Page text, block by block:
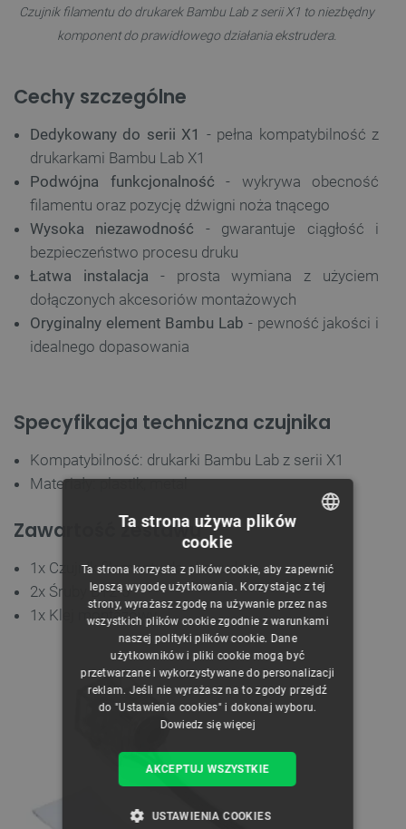
Czujnik filamentu do drukarek Bambu Lab z serii X1 to niezbędny
komponent do prawidłowego działania ekstrudera.
Cechy szczególne
Dedykowany do serii X1 - pełna kompatybilność z
drukarkami Bambu Lab X1
Podwójna funkcjonalność - wykrywa obecność
filamentu oraz pozycję dźwigni noża tnącego
Wysoka niezawodność - gwarantuje ciągłość i
bezpieczeństwo procesu druku
Łatwa instalacja - prosta wymiana z użyciem
dołączonych akcesoriów montażowych
Oryginalny element Bambu Lab - pewność jakości i
idealnego dopasowania
Specyfikacja techniczna czujnika
Kompatybilność: drukarki Bambu Lab z serii X1
Materiały: plastik, metal
Zawartość zestawu
1x Czujnik filamentu do ekstrudera
2x Śruby BT2-5
1x Klej montażowy
CZECH
ENGLISH
GERMAN
Ta strona używa plików
cookie
Ta strona korzysta z plików cookie, aby zapewnić
lepszą wygodę użytkowania. Korzystając z tej
strony, wyrażasz zgodę na używanie przez nas
wszystkich plików cookie zgodnie z warunkami
naszej polityki plików cookie. Dane
użytkowników i pliki cookie mogą być
przetwarzane i wykorzystywane do personalizacji
reklam. Jeśli nie wyrażasz na to zgody przejdź
do "Ustawienia cookies" i dokonaj wyboru.
Dowiedz się więcej
AKCEPTUJ WSZYSTKIE
USTAWIENIA COOKIES